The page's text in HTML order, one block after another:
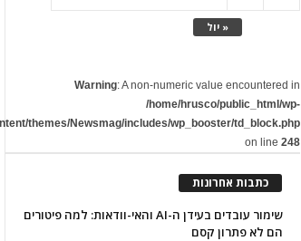
« יול
Warning: A non-numeric value encountered in
/home/hrusco/public_html/wp-
themes/Newsmag/includes/wp_booster/td_block.php
on line248
כתבות אחרונות
שימור עובדים בעידן ה-AI והאי-וודאות: למה פיטורים
הם לא פתרון קסם